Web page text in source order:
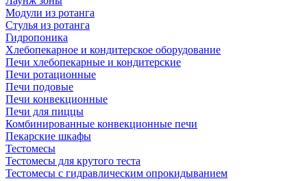
Модули из ротанга
Стулья из ротанга
Гидропоника
Хлебопекарное и кондитерское оборудование
Печи хлебопекарные и кондитерские
Печи ротационные
Печи подовые
Печи конвекционные
Печи для пиццы
Комбинированные конвекционные печи
Пекарские шкафы
Тестомесы
Тестомесы для крутого теста
Тестомесы с гидравлическим опрокидыванием